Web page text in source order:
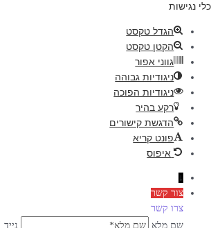
כלי נגישות
הגדל טקסט
הקטן טקסט
גווני אפור
ניגודיות גבוהה
ניגודיות הפוכה
רקע בהיר
הדגשת קישורים
פונט קריא
איפוס
↓
צור קשר
צרו קשר
שם מלא
נייד